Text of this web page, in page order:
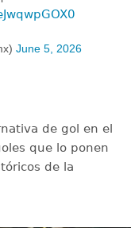
June 5, 2026
de gol en el
que lo ponen
de la